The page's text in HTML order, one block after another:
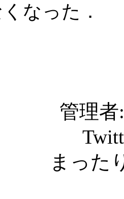
なった．
管理者
まった